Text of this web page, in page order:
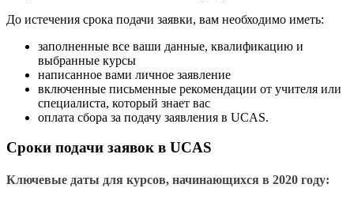
До истечения срока подачи заявки, вам необходимо иметь:
заполненные все ваши данные, квалификацию и
выбранные курсы
написанное вами личное заявление
включенные письменные рекомендации от учителя или
специалиста, который знает вас
оплата сбора за подачу заявления в UCAS.
Сроки подачи заявок в UCAS
Ключевые даты для курсов, начинающихся в 2020 году: